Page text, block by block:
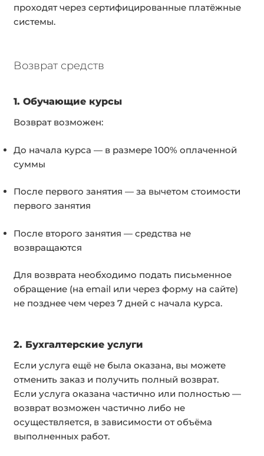
проходят через сертифицированные платёжные
системы.
Возврат средств
1. Обучающие курсы
Возврат возможен:
До начала курса — в размере 100% оплаченной
суммы
После первого занятия — за вычетом стоимости
первого занятия
После второго занятия — средства не
возвращаются
Для возврата необходимо подать письменное
обращение (на email или через форму на сайте)
не позднее чем через 7 дней с начала курса.
2. Бухгалтерские услуги
Если услуга ещё не была оказана, вы можете
отменить заказ и получить полный возврат.
Если услуга оказана частично или полностью —
возврат возможен частично либо не
осуществляется, в зависимости от объёма
выполненных работ.